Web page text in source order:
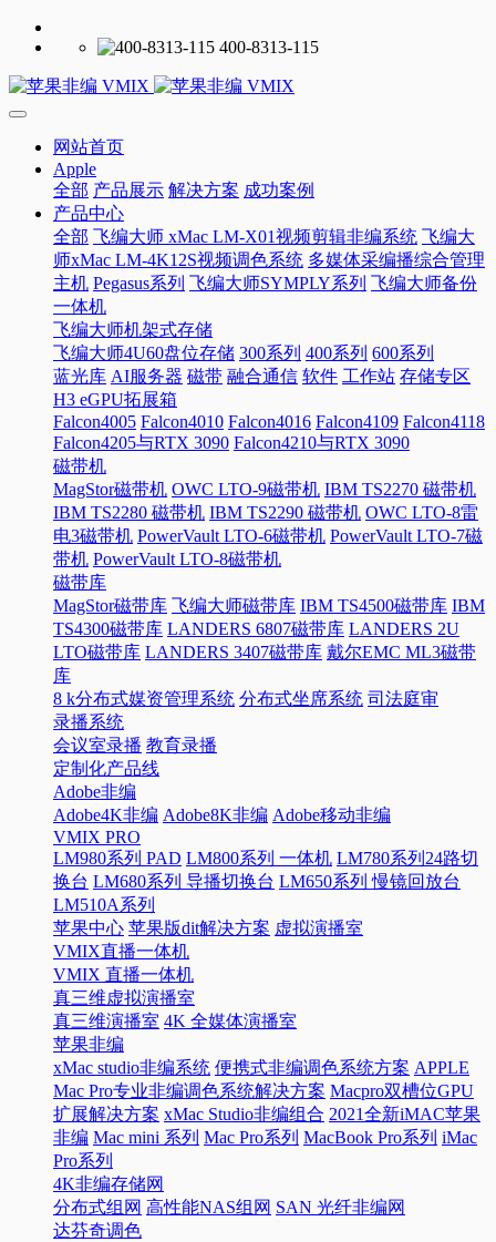
400-8313-115
网站首页
Apple
全部 产品展示 解决方案 成功案例
产品中心
全部 飞编大师 xMac LM-X01视频剪辑非编系统 飞编大
师xMac LM-4K12S视频调色系统 多媒体采编播综合管理
主机 Pegasus系列 飞编大师SYMPLY系列 飞编大师备份
一体机
飞编大师机架式存储
飞编大师4U60盘位存储 300系列 400系列 600系列
蓝光库 AI服务器 磁带 融合通信 软件 工作站 存储专区
H3 eGPU拓展箱
Falcon4005 Falcon4010 Falcon4016 Falcon4109 Falcon4118
Falcon4205与RTX 3090 Falcon4210与RTX 3090
磁带机
MagStor磁带机 OWC LTO-9磁带机 IBM TS2270 磁带机
IBM TS2280 磁带机 IBM TS2290 磁带机 OWC LTO-8雷
电3磁带机 PowerVault LTO-6磁带机 PowerVault LTO-7磁
带机 PowerVault LTO-8磁带机
磁带库
MagStor磁带库 飞编大师磁带库 IBM TS4500磁带库 IBM
TS4300磁带库 LANDERS 6807磁带库 LANDERS 2U
LTO磁带库 LANDERS 3407磁带库 戴尔EMC ML3磁带
库
8 k分布式媒资管理系统 分布式坐席系统 司法庭审
录播系统
会议室录播 教育录播
定制化产品线
Adobe非编
Adobe4K非编 Adobe8K非编 Adobe移动非编
VMIX PRO
LM980系列 PAD LM800系列 一体机 LM780系列24路切
换台 LM680系列 导播切换台 LM650系列 慢镜回放台
LM510A系列
苹果中心 苹果版dit解决方案 虚拟演播室
VMIX直播一体机
VMIX 直播一体机
真三维虚拟演播室
真三维演播室 4K 全媒体演播室
苹果非编
xMac studio非编系统 便携式非编调色系统方案 APPLE
Mac Pro专业非编调色系统解决方案 Macpro双槽位GPU
扩展解决方案 xMac Studio非编组合 2021全新iMAC苹果
非编 Mac mini 系列 Mac Pro系列 MacBook Pro系列 iMac
Pro系列
4K非编存储网
分布式组网 高性能NAS组网 SAN 光纤非编网
达芬奇调色